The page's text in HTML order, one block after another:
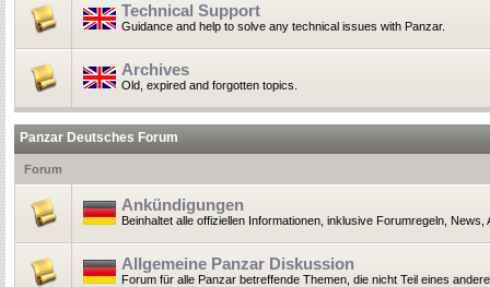
Technical Support
Guidance and help to solve any technical issues with Panzar.
Archives
Old, expired and forgotten topics.
Panzar Deutsches Forum
Forum
Ankündigungen
Beinhaltet alle offiziellen Informationen, inklusive Forumregeln,
Allgemeine Panzar Diskussion
Forum für alle Panzar betreffende Themen, die nicht Teil eines